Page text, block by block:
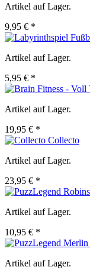
Artikel auf Lager.
9,95 € *
Artikel auf Lager.
5,95 € *
Artikel auf Lager.
19,95 € *
Collecto
Artikel auf Lager.
23,95 € *
Artikel auf Lager.
10,95 € *
Artikel auf Lager.